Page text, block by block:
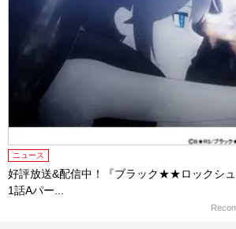
ニュース
好評放送&配信中！『ブラック★★ロックシュ
1話Aパー...